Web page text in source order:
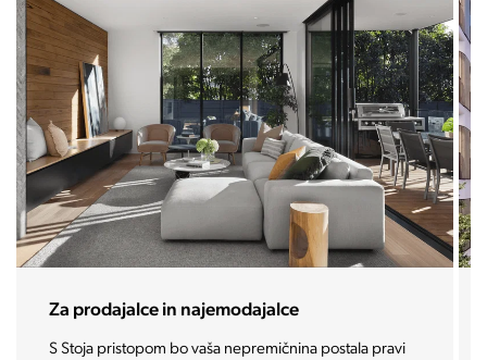
Za investitorje
Vašo investicijo ponesemo med najbolj iskane in